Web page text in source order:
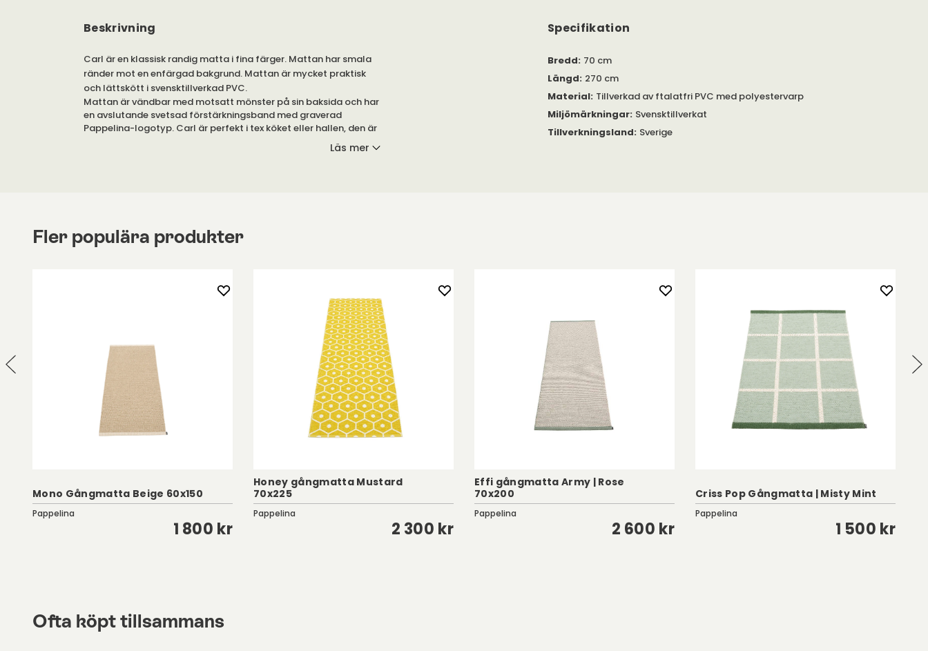
Beskrivning
Carl är en klassisk randig matta i fina färger. Mattan har smala
ränder mot en enfärgad bakgrund. Mattan är mycket praktisk
och lättskött i svensktillverkad PVC.
Mattan är vändbar med motsatt mönster på sin baksida och har
en avslutande svetsad förstärkningsband med graverad
Pappelina-logotyp. Carl är perfekt i tex köket eller hallen, den är
vändbar, halksäker och fungerar på golvvärme. Mattan är
flamsäker, går att ha ute och har god sol- och UV-beständighet.
Läs mer
Specifikation
Bredd: 70 cm
Längd: 270 cm
Material: Tillverkad av ftalatfri PVC med polyestervarp
Miljömärkningar: Svensktillverkat
Tillverkningsland: Sverige
Fler populära produkter
Mono Gångmatta Beige 60x150
Pappelina
1 800 kr
Honey gångmatta Mustard
70x225
Pappelina
2 300 kr
Effi gångmatta Army | Rose
70x200
Pappelina
2 600 kr
Criss Pop Gångmatta | Misty Mint
Pappelina
1 500 kr
Ofta köpt tillsammans